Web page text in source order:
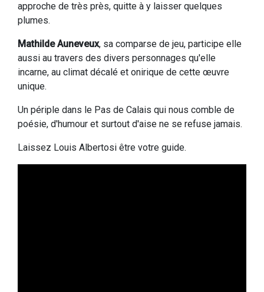
approche de très près, quitte à y laisser quelques
plumes.
Mathilde Auneveux, sa comparse de jeu, participe elle
aussi au travers des divers personnages qu'elle
incarne, au climat décalé et onirique de cette œuvre
unique.
Un périple dans le Pas de Calais qui nous comble de
poésie, d'humour et surtout d'aise ne se refuse jamais.
Laissez Louis Albertosi être votre guide.